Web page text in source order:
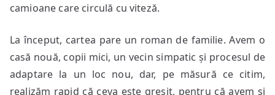
camioane care circulă cu viteză.
La început, cartea pare un roman de familie. Avem o
casă nouă, copii mici, un vecin simpatic și procesul de
adaptare la un loc nou, dar, pe măsură ce citim,
realizăm rapid că ceva este greșit, pentru că avem și